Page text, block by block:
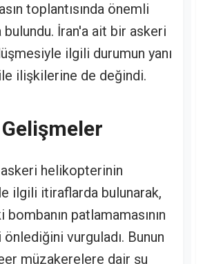
toplantısında önemli
bulundu. İran'a ait bir askeri
ilgili durumun yanı
ile ilişkilerine de değindi.
askeri helikopterinin
ilgili itiraflarda bulunarak,
patlamamasının
vurguladı. Bunun
müzakerelere dair şu